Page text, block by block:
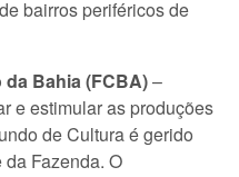
bairros periféricos de
Bahia (FCBA)–
e estimular as produções
de Cultura é gerido
Fazenda. O